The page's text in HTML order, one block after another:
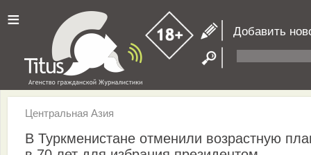
≡ Добавить
Центральная Азия
В Туркменистане отменили возрастную